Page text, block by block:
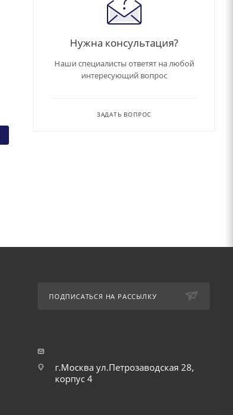
Нужна консультация?
Наши специалисты ответят на любой
интересующий вопрос
ЗАДАТЬ ВОПРОС
ПОДПИСАТЬСЯ НА РАССЫЛКУ
г.Москва ул.Петрозаводская 28,
корпус 4